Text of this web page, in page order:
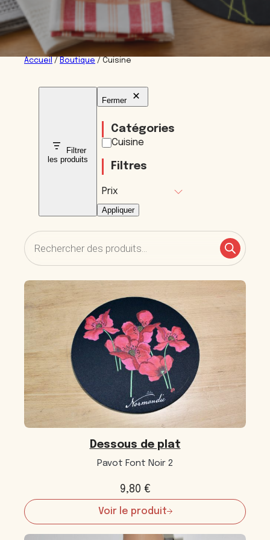
Accueil / Boutique / Cuisine
Filtrer
les produits
Fermer
Catégories
Catégorie
Cuisine
Filtres
Prix
Appliquer
Recherche
de
Dessous de plat
Pavot Font Noir 2
9,80 €
Voir le produit
:
Dessous
de